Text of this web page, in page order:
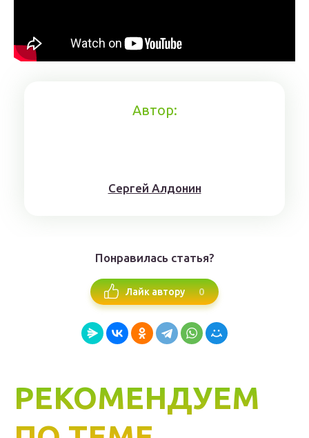
Автор:
Сергей Алдонин
Понравилась статья?
Лайк автору 0
РЕКОМЕНДУЕМ